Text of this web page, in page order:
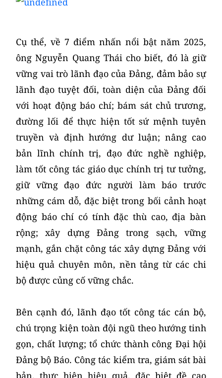
Cụ thể, về 7 điểm nhấn nổi bật năm 2025,
ông Nguyễn Quang Thái cho biết, đó là giữ
vững vai trò lãnh đạo của Đảng, đảm bảo sự
lãnh đạo tuyệt đối, toàn diện của Đảng đối
với hoạt động báo chí; bám sát chủ trương,
đường lối để thực hiện tốt sứ mệnh tuyên
truyền và định hướng dư luận; nâng cao
bản lĩnh chính trị, đạo đức nghề nghiệp,
làm tốt công tác giáo dục chính trị tư tưởng,
giữ vững đạo đức người làm báo trước
những cám dỗ, đặc biệt trong bối cảnh hoạt
động báo chí có tính đặc thù cao, địa bàn
rộng; xây dựng Đảng trong sạch, vững
mạnh, gắn chặt công tác xây dựng Đảng với
hiệu quả chuyên môn, nền tảng từ các chi
bộ được củng cố vững chắc.
Bên cạnh đó, lãnh đạo tốt công tác cán bộ,
chú trọng kiện toàn đội ngũ theo hướng tinh
gọn, chất lượng; tổ chức thành công Đại hội
Đảng bộ Báo. Công tác kiểm tra, giám sát bài
bản, thực hiện hiệu quả, đặc biệt đề cao